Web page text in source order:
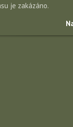
je zakázáno.